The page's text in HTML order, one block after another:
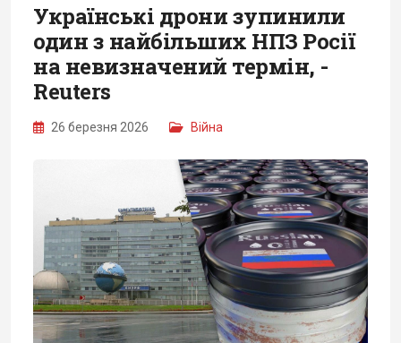
Українські дрони зупинили
один з найбільших НПЗ Росії
на невизначений термін, -
Reuters
26 березня 2026 Війна